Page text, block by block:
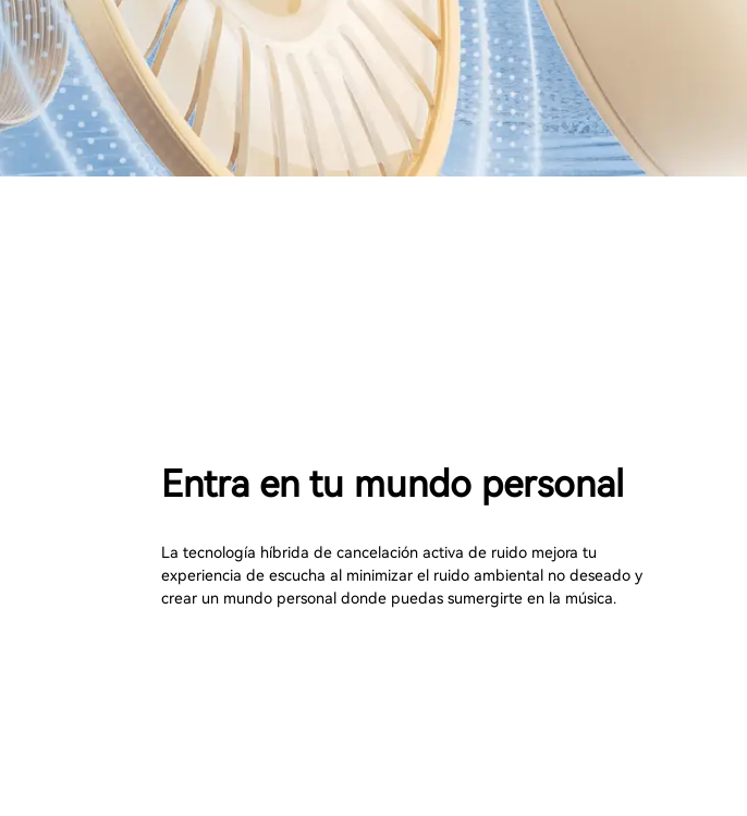
Entra en tu mundo personal
La tecnología híbrida de cancelación activa de ruido mejora tu
experiencia de escucha al minimizar el ruido ambiental no deseado y
crear un mundo personal donde puedas sumergirte en la música.